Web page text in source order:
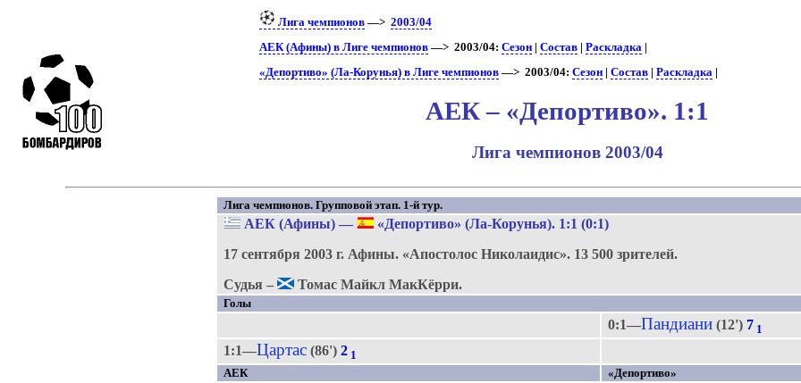
Лига чемпионов—> 2003/04
АЕК (Афины) в Лиге чемпионов—> 2003/04: Сезон| Состав| Раскладка |
«Депортиво» (Ла-Корунья) в Лиге чемпионов—> 2003/04: Сезон| Состав| Раскладка |
АЕК – «Депортиво». 1:1
Лига чемпионов 2003/04
Лига чемпионов. Групповой этап. 1-й тур.
АЕК (Афины) — «Депортиво» (Ла-Корунья). 1:1 (0:1)
17 сентября 2003 г. Афины. «Апостолос Николаидис». 13 500 зрителей.
Судья –
Томас Майкл МакКёрри.
Голы
0:1—Пандиани (12') 7 1
1:1—Цартас (86')2 1
АЕК
«Депортиво»